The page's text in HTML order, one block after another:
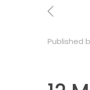
Published